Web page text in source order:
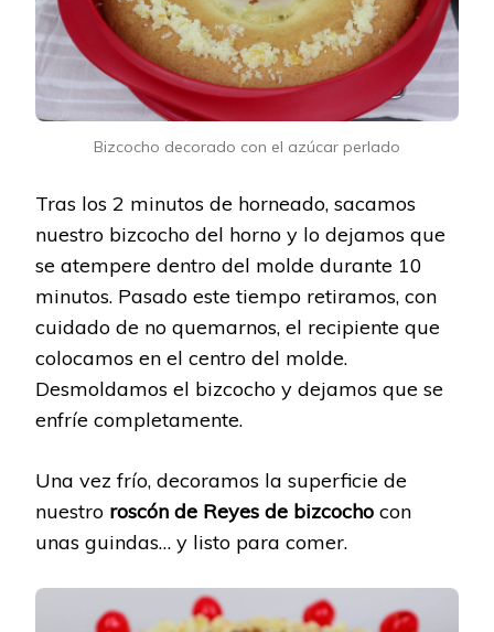
Bizcocho decorado con el azúcar perlado
Tras los 2 minutos de horneado, sacamos
nuestro bizcocho del horno y lo dejamos que
se atempere dentro del molde durante 10
minutos. Pasado este tiempo retiramos, con
cuidado de no quemarnos, el recipiente que
colocamos en el centro del molde.
Desmoldamos el bizcocho y dejamos que se
enfríe completamente.
Una vez frío, decoramos la superficie de
nuestro roscón de Reyes de bizcocho con
unas guindas… y listo para comer.